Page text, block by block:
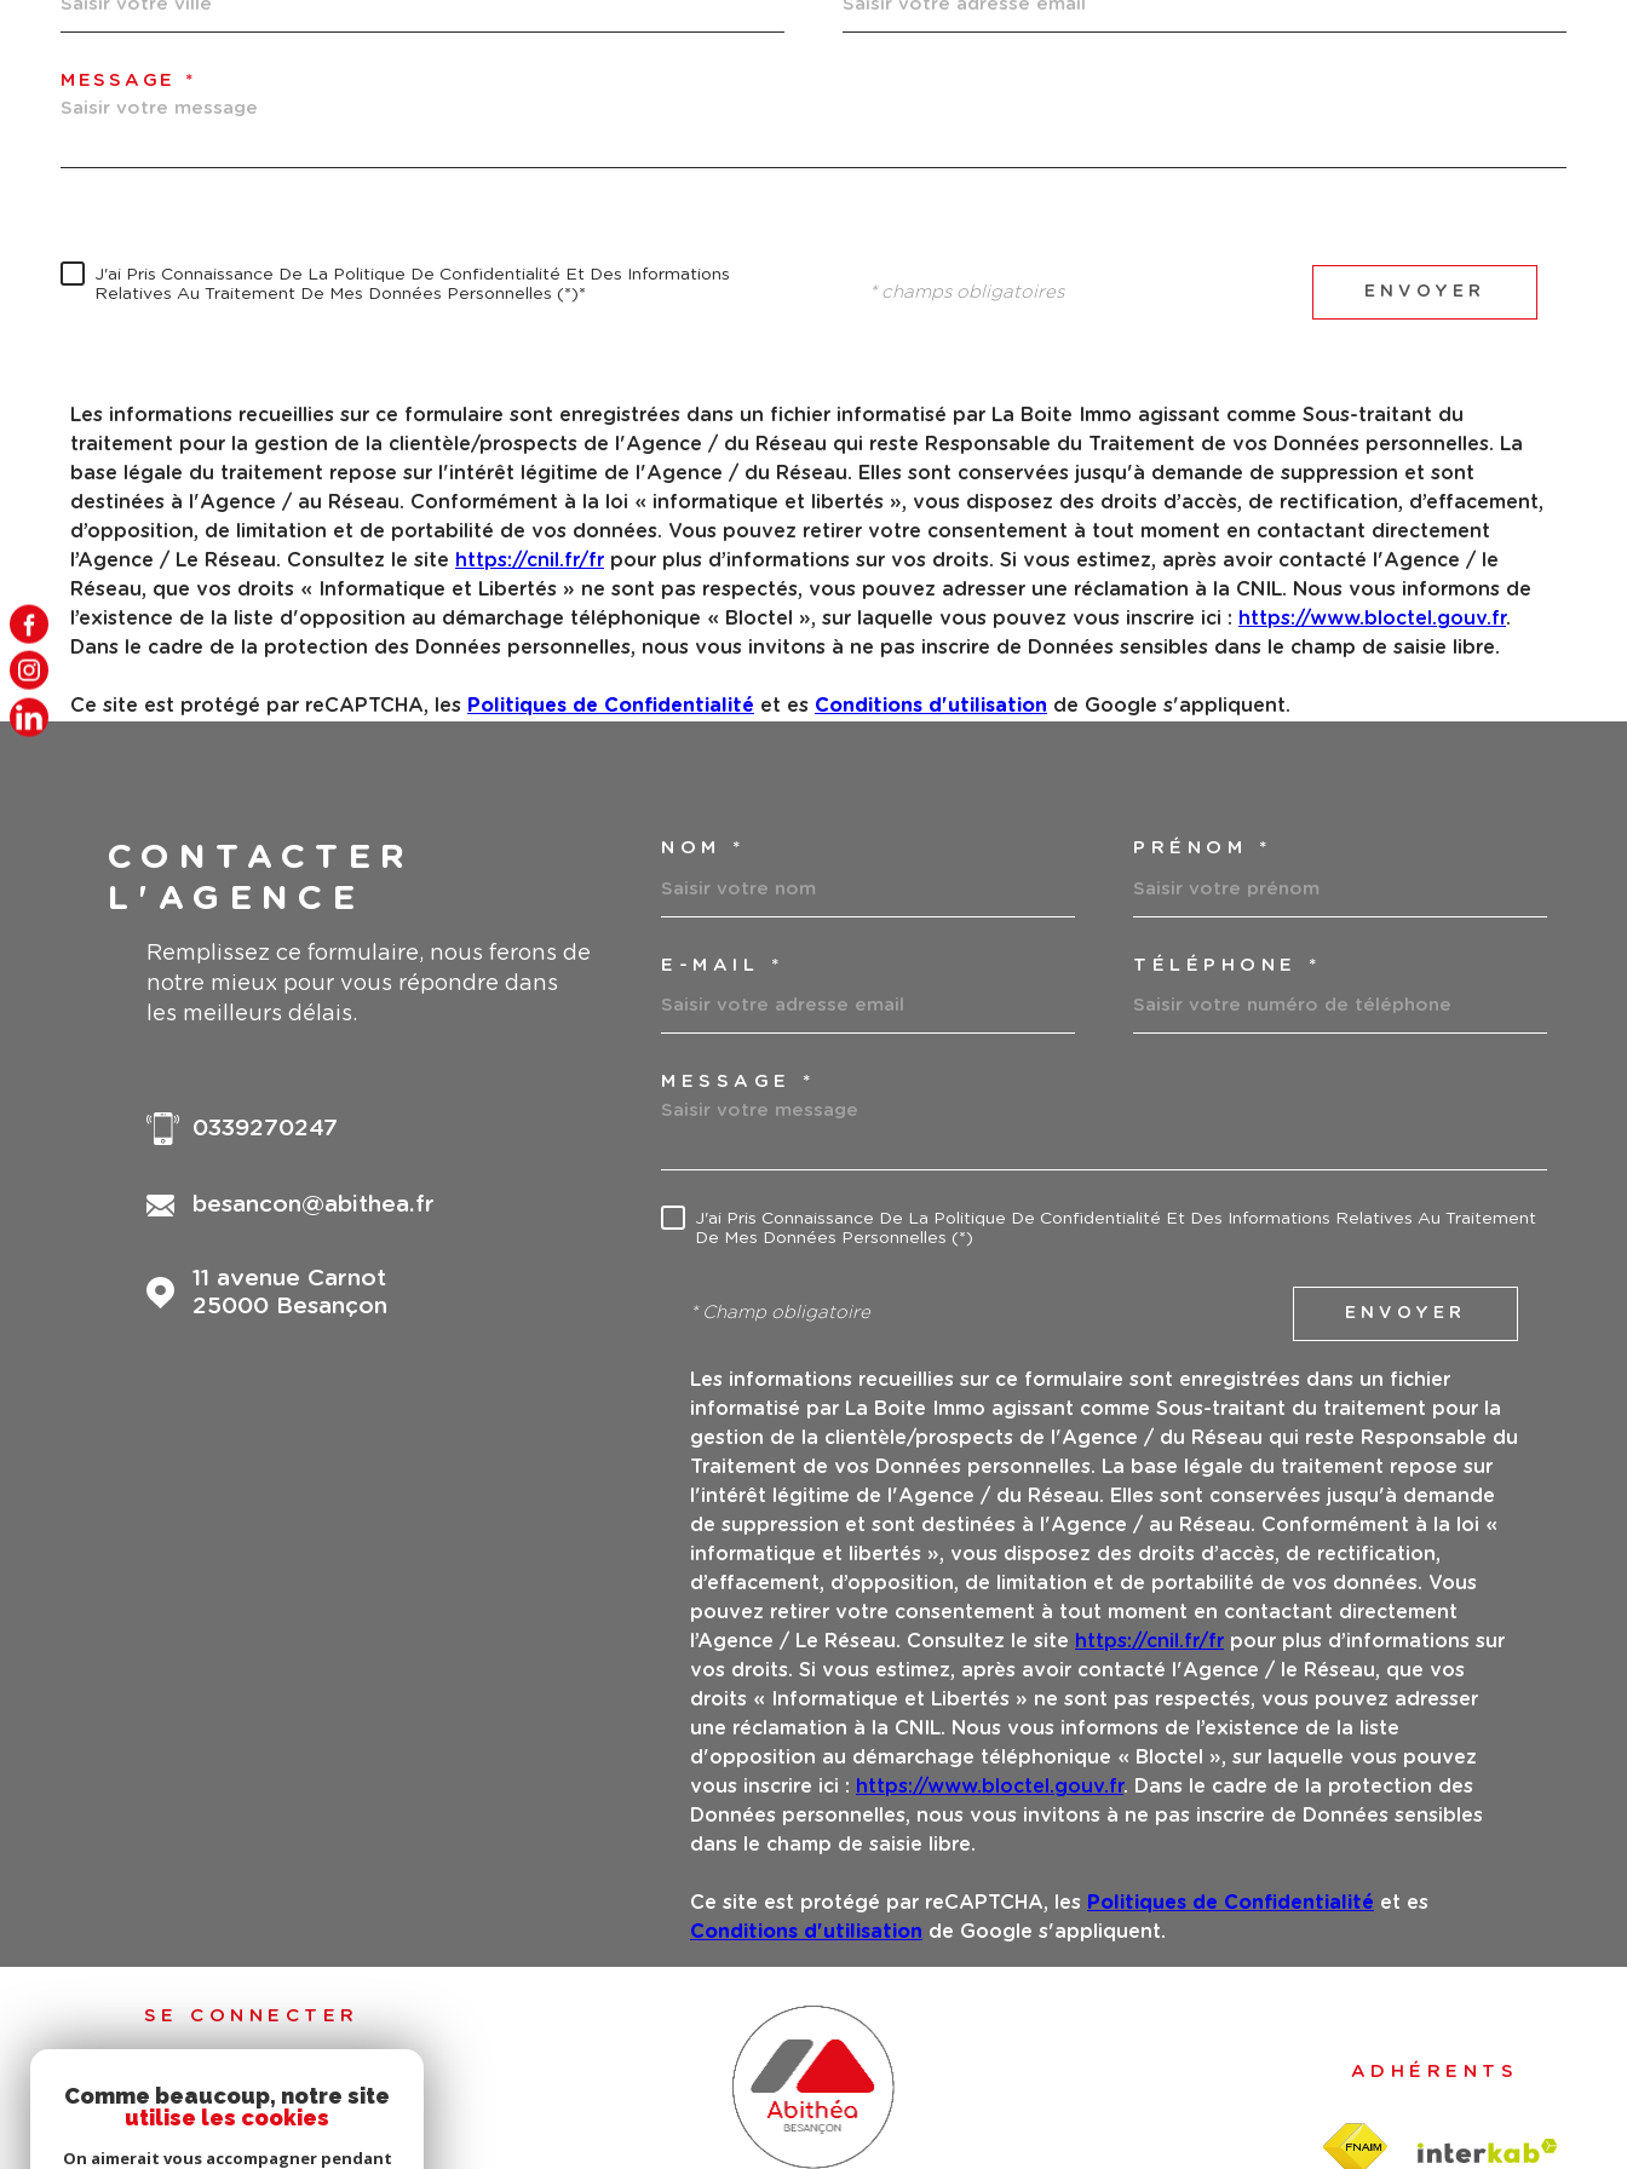
MESSAGE *
J'ai Pris Connaissance De La Politique De Confidentialité Et Des Informations
Relatives Au Traitement De Mes Données Personnelles (*)*
* champs obligatoires ENVOYER
Les informations recueillies sur ce formulaire sont enregistrées dans un fichier informatisé par La Boite Immo agissant comme Sous-traitant du
traitement pour la gestion de la clientèle/prospects de l'Agence / du Réseau qui reste Responsable du Traitement de vos Données personnelles. La
base légale du traitement repose sur l'intérêt légitime de l'Agence / du Réseau. Elles sont conservées jusqu'à demande de suppression et sont
destinées à l'Agence / au Réseau. Conformément à la loi « informatique et libertés », vous disposez des droits d’accès, de rectification, d’effacement,
d’opposition, de limitation et de portabilité de vos données. Vous pouvez retirer votre consentement à tout moment en contactant directement
l’Agence / Le Réseau. Consultez le site https://cnil.fr/fr pour plus d’informations sur vos droits. Si vous estimez, après avoir contacté l'Agence / le
Réseau, que vos droits « Informatique et Libertés » ne sont pas respectés, vous pouvez adresser une réclamation à la CNIL. Nous vous informons de
l’existence de la liste d'opposition au démarchage téléphonique « Bloctel », sur laquelle vous pouvez vous inscrire ici : https://www.bloctel.gouv.fr.
Dans le cadre de la protection des Données personnelles, nous vous invitons à ne pas inscrire de Données sensibles dans le champ de saisie libre.
Ce site est protégé par reCAPTCHA, les Politiques de Confidentialité et es Conditions d'utilisation de Google s'appliquent.
CONTACTER
L'AGENCE
Remplissez ce formulaire, nous ferons de
notre mieux pour vous répondre dans
les meilleurs délais.
0339270247
besancon@abithea.fr
11 avenue Carnot
25000
Besançon
TRAD_MELTEM_VOSCOORDONNEES
NOM * PRÉNOM *
E-MAIL * TÉLÉPHONE *
TRAD_MELTEM_VOREDEMANDE
MESSAGE *
RÈGLEMENTATION
J'ai Pris Connaissance De La Politique De Confidentialité Et Des Informations Relatives Au Traitement
De Mes Données Personnelles (*)
* Champ obligatoire ENVOYER
Les informations recueillies sur ce formulaire sont enregistrées dans un fichier
informatisé par La Boite Immo agissant comme Sous-traitant du traitement pour la
gestion de la clientèle/prospects de l'Agence / du Réseau qui reste Responsable du
Traitement de vos Données personnelles. La base légale du traitement repose sur
l'intérêt légitime de l'Agence / du Réseau. Elles sont conservées jusqu'à demande
de suppression et sont destinées à l'Agence / au Réseau. Conformément à la loi «
informatique et libertés », vous disposez des droits d’accès, de rectification,
d’effacement, d’opposition, de limitation et de portabilité de vos données. Vous
pouvez retirer votre consentement à tout moment en contactant directement
l’Agence / Le Réseau. Consultez le site https://cnil.fr/fr pour plus d’informations sur
vos droits. Si vous estimez, après avoir contacté l'Agence / le Réseau, que vos
droits « Informatique et Libertés » ne sont pas respectés, vous pouvez adresser
une réclamation à la CNIL. Nous vous informons de l’existence de la liste
d'opposition au démarchage téléphonique « Bloctel », sur laquelle vous pouvez
vous inscrire ici : https://www.bloctel.gouv.fr. Dans le cadre de la protection des
Données personnelles, nous vous invitons à ne pas inscrire de Données sensibles
dans le champ de saisie libre.
Ce site est protégé par reCAPTCHA, les Politiques de Confidentialité et es
Conditions d'utilisation de Google s'appliquent.
SE CONNECTER
ESPACE PROPRIÉTAIRE
ADHÉRENTS
Comme beaucoup, notre site
utilise les cookies
On aimerait vous accompagner pendant